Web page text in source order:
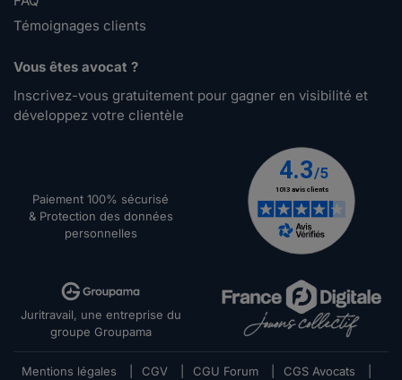
Témoignages clients
Vous êtes avocat ?
Inscrivez-vous gratuitement pour gagner en visibilité et
développez votre clientèle
Paiement 100% sécurisé
& Protection des données
personnelles
Juritravail, une entreprise du
groupe Groupama
Mentions légales CGV CGU Forum CGS Avocats